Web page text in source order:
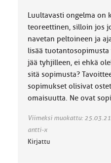
Luultavasti ongelma on
teoreettinen, silloin jos
navetan peltoineen ja
lisää
jää tyhjilleen, ei ehkä
sitä sopimusta?
sopimukset olisivat
omaisuutta. Ne ovat
Viimeksi muokattu:
antti-x
Kirjattu